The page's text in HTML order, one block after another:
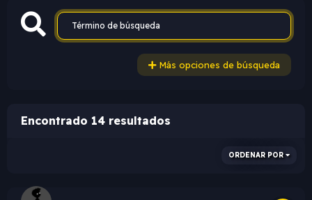
Más opciones de búsqueda
Encontrado 14 resultados
ORDENAR POR